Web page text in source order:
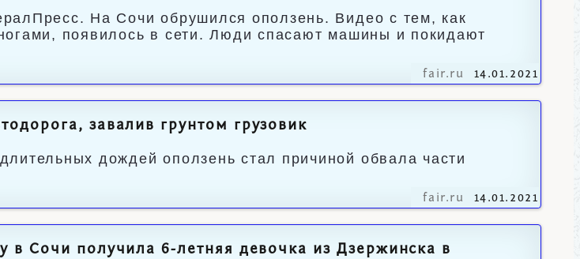
На Сочи обрушился оползень. Видео с тем, как
появилось в сети. Люди спасают машины и покидают
fair.ru 14.01.2021
завалив грунтом грузовик
дождей оползень стал причиной обвала части
fair.ru 14.01.2021
в Сочи получила 6-летняя девочка из Дзержинска в